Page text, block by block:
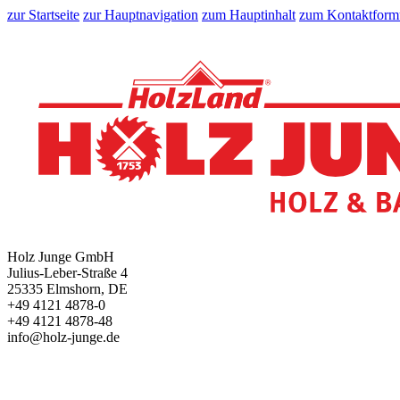
zur Startseite zur Hauptnavigation zum Hauptinhalt zum
Holz Junge GmbH
Julius-Leber-Straße 4
25335 Elmshorn, DE
+49 4121 4878-0
+49 4121 4878-48
info@holz-junge.de